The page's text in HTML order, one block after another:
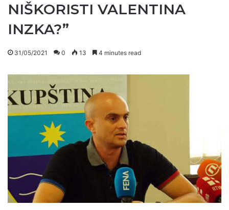
NIŠKORISTI VALENTINA
INZKA?”
31/05/2021 0 13 4 minutes read